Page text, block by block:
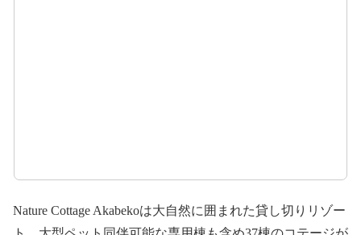
Nature Cottage Akabekoは大自然に囲まれた貸し切りリゾー